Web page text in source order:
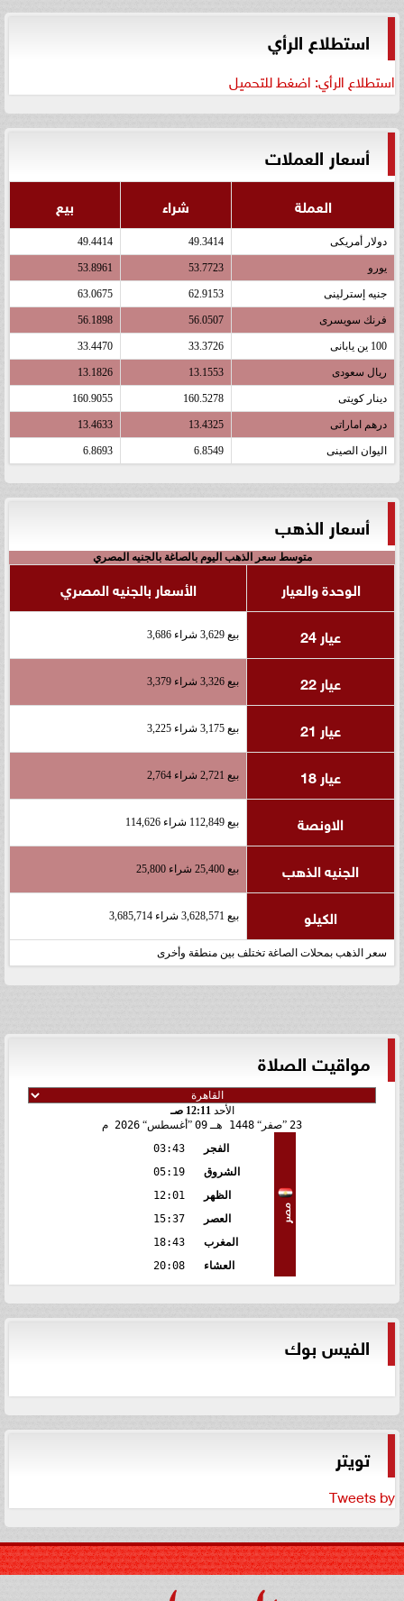
استطلاع الرأي
استطلاع الرأي: اضغط للتحميل
أسعار العملات
العملة شراء بيع
دولار أمريكى 49.3414
49.4414
يورو 53.7723
53.8961
جنيه إسترلينى 62.9153
63.0675
فرنك سويسرى 56.0507
56.1898
100 ين يابانى 33.3726
33.4470
ريال سعودى 13.1553
13.1826
دينار كويتى 160.5278
160.9055
درهم اماراتى 13.4325
13.4633
اليوان الصينى 6.8549
6.8693
أسعار الذهب
متوسط سعر الذهب اليوم بالصاغة بالجنيه المصري
الوحدة والعيار
الأسعار بالجنيه المصري
عيار 24
بيع 3,629 شراء 3,686
عيار 22 بيع 3,326 شراء 3,379
عيار 21 بيع 3,175 شراء 3,225
عيار 18 بيع 2,721 شراء 2,764
الاونصة بيع 112,849 شراء 114,626
الجنيه الذهب بيع 25,400 شراء 25,800
الكيلو بيع 3,628,571 شراء 3,685,714
سعر الذهب بمحلات الصاغة تختلف بين منطقة وأخرى
مواقيت الصلاة
الأحد 12:11 صـ
23
صفر 1448 هـ 09 أغسطس 2026 م
مصر
الفجر
03:43
الشروق
05:19
الظهر
12:01
العصر
15:37
المغرب
18:43
العشاء
20:08
الفيس بوك
تويتر
Tweets by